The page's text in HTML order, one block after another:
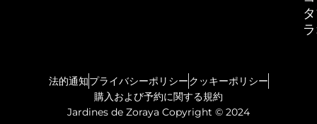
法的通知プライバシーポリシークッキーポリシー
購入および予約に関する規約
Jardines de Zoraya Copyright © 2024